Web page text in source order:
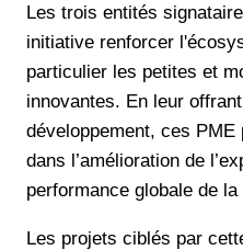
Les trois entités
initiative renforcer
particulier les petites et
innovantes. En leur
développement, ces
dans l’amélioration de
performance globale de
Les projets ciblés par